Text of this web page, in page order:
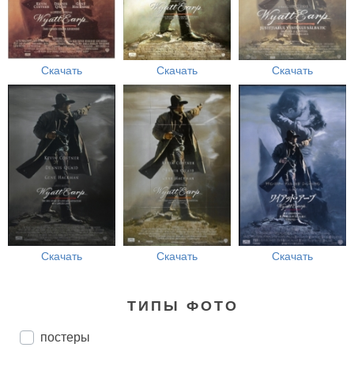
Скачать Скачать Скачать
Скачать Скачать Скачать
ТИПЫ ФОТО
постеры